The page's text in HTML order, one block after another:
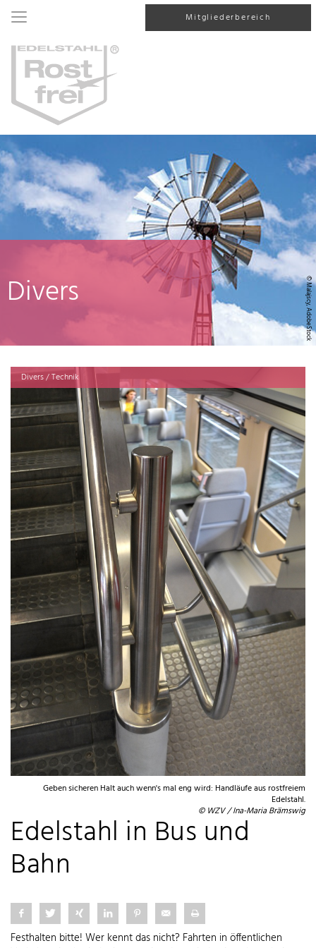
Mitgliederbereich
© Malajscy, AdobeStock
Divers
Divers / Technik
Geben sicheren Halt auch wenn's mal eng wird: Handläufe aus rostfreiem
Edelstahl.
© WZV / Ina-Maria Brämswig
Edelstahl in Bus und
Bahn
Festhalten bitte! Wer kennt das nicht? Fahrten in öffentlichen